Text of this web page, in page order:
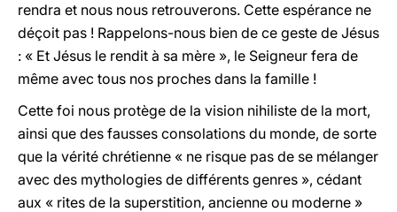
rendra et nous nous retrouverons. Cette espérance ne
déçoit pas ! Rappelons-nous bien de ce geste de Jésus
: « Et Jésus le rendit à sa mère », le Seigneur fera de
même avec tous nos proches dans la famille !
Cette foi nous protège de la vision nihiliste de la mort,
ainsi que des fausses consolations du monde, de sorte
que la vérité chrétienne « ne risque pas de se mélanger
avec des mythologies de différents genres », cédant
aux « rites de la superstition, ancienne ou moderne »